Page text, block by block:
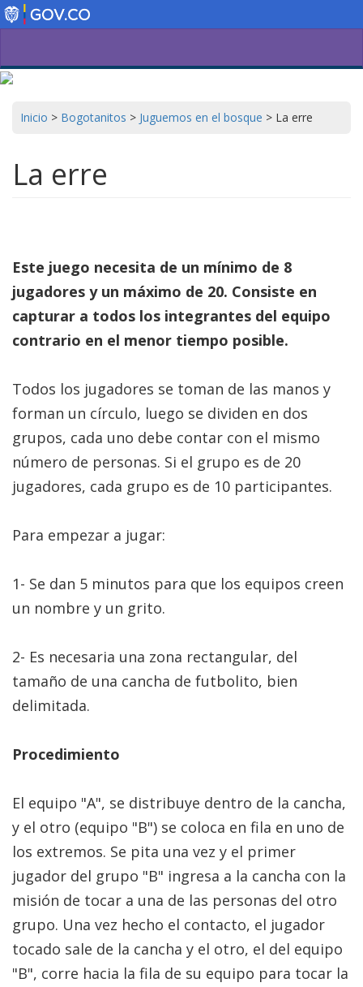
Pasar
al
Inicio > Bogotanitos > Juguemos en el bosque > La erre
La erre
Este juego necesita de un mínimo de 8
jugadores y un máximo de 20. Consiste en
capturar a todos los integrantes del equipo
contrario en el menor tiempo posible.
Todos los jugadores se toman de las manos y
forman un círculo, luego se dividen en dos
grupos, cada uno debe contar con el mismo
número de personas. Si el grupo es de 20
jugadores, cada grupo es de 10 participantes.
Para empezar a jugar:
1- Se dan 5 minutos para que los equipos creen
un nombre y un grito.
2- Es necesaria una zona rectangular, del
tamaño de una cancha de futbolito, bien
delimitada.
Procedimiento
El equipo "A", se distribuye dentro de la cancha,
y el otro (equipo "B") se coloca en fila en uno de
los extremos. Se pita una vez y el primer
jugador del grupo "B" ingresa a la cancha con la
misión de tocar a una de las personas del otro
grupo. Una vez hecho el contacto, el jugador
tocado sale de la cancha y el otro, el del equipo
"B", corre hacia la fila de su equipo para tocar la